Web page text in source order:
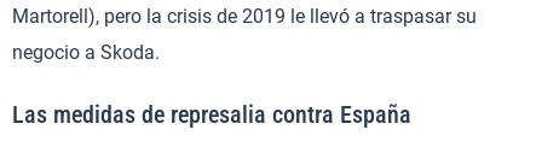
Martorell), pero la crisis de 2019 le llevó a traspasar su
negocio a Skoda.
Las medidas de represalia contra España